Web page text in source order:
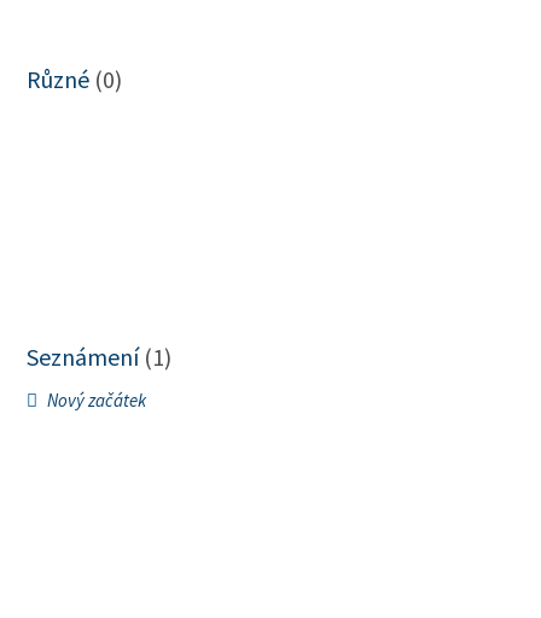
Různé (0)
Seznámení(1)
Nový začátek